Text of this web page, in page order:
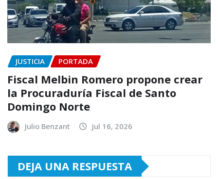
JUSTICIA PORTADA
Fiscal Melbin Romero propone crear
la Procuraduría Fiscal de Santo
Domingo Norte
Julio Benzant Jul 16, 2026
DEJA UNA RESPUESTA